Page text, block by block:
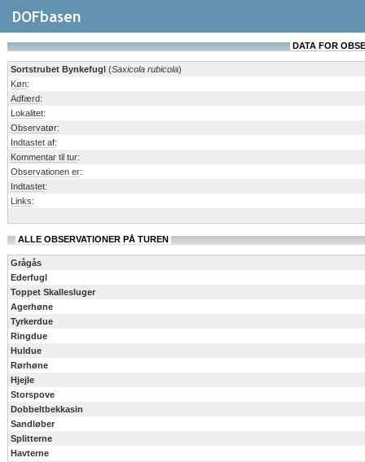
DATA FOR
Sortstrubet Bynkefugl (Saxicola rubicola)
Køn:
Adfærd:
Lokalitet:
Observatør:
Indtastet af:
Kommentar til tur:
Observationen er:
Indtastet:
Links:
ALLE OBSERVATIONER PÅ TUREN
Grågås
Ederfugl
Toppet Skallesluger
Agerhøne
Tyrkerdue
Ringdue
Huldue
Rørhøne
Hjejle
Storspove
Dobbeltbekkasin
Sandløber
Splitterne
Havterne